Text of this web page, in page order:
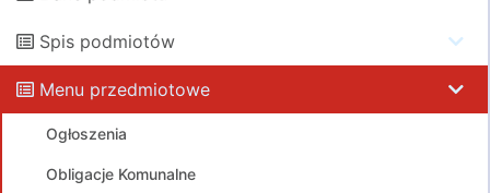
Spis podmiotów
Menu przedmiotowe
Ogłoszenia
Obligacje Komunalne